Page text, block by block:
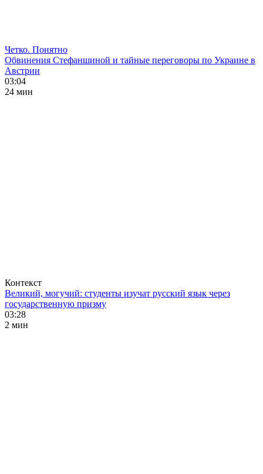
Четко. Понятно
Обвинения Стефаншиной и тайные переговоры по Украине в
Австрии
03:04
24 мин
Контекст
Великий, могучий: студенты изучат русский язык через
государственную призму
03:28
2 мин